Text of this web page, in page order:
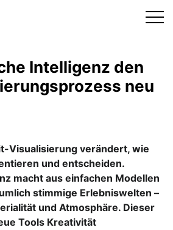
Intelligenz den
neu
Visualisierung verändert, wie
und entscheiden.
macht aus einfachen Modellen
stimmige Erlebniswelten –
und Atmosphäre. Dieser
Tools Kreativität